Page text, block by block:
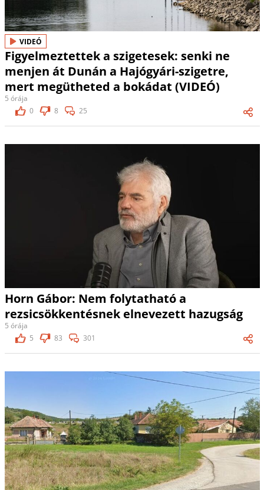
VIDEÓ
Figyelmeztettek a szigetesek: senki ne
menjen át Dunán a Hajógyári-szigetre,
mert megütheted a bokádat (VIDEÓ)
5 órája
0
8 25
Horn Gábor: Nem folytatható a
rezsicsökkentésnek elnevezett hazugság
5 órája
5
83 301